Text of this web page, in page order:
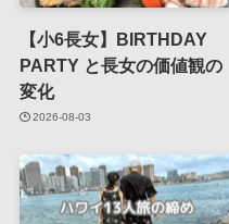
【小6長女】BIRTHDAY
PARTY と長女の価値観の
変化
2026-08-03